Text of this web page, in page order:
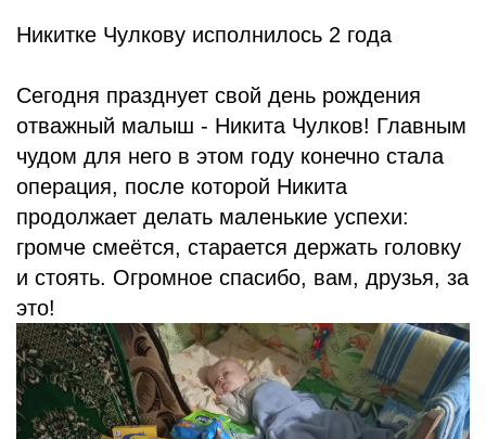
Никитке Чулкову исполнилось 2 года
Сегодня празднует свой день рождения
отважный малыш - Никита Чулков! Главным
чудом для него в этом году конечно стала
операция, после которой Никита
продолжает делать маленькие успехи:
громче смеётся, старается держать головку
и стоять. Огромное спасибо, вам, друзья, за
это!